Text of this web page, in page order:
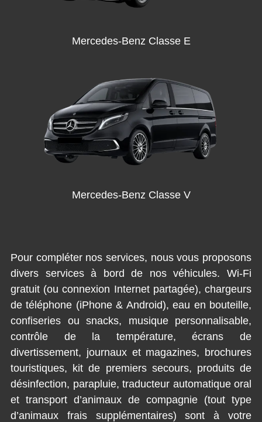
Mercedes-Benz Classe E
Mercedes-Benz Classe V
Pour compléter nos services, nous vous proposons
divers services à bord de nos véhicules. Wi-Fi
gratuit (ou connexion Internet partagée), chargeurs
de téléphone (iPhone & Android), eau en bouteille,
confiseries ou snacks, musique personnalisable,
contrôle de la température, écrans de
divertissement, journaux et magazines, brochures
touristiques, kit de premiers secours, produits de
désinfection, parapluie, traducteur automatique oral
et transport d’animaux de compagnie (tout type
d’animaux frais supplémentaires) sont à votre